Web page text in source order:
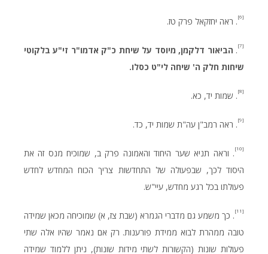
[6] . ראה יחזקאל פרק טז.
[7]
. הביאור דלקמן, מיוסד על שיחת כ"ק אדמו"ר זי"ע בלקוטי
שיחות חלק ה' שיחה לי"ט כסלו.
[8] . שמות יד, כא.
[9] . ראה רמב"ן עה"ת שמות יד, כד.
[10]
. וראה תניא שער היחוד והאמונה פרק ב, שמוכיח מנס זה את
היסוד לכך, שבפעולה של התחדשות צריך הכוח המחדש לחדש
פעולתו בכל רגע מחדש, עיי"ש.
[11]
. כך משמע גם מדברי הגמרא (שבת צז, א) שמוכיחה מכאן שמידה
טובה ממהרת לבוא ממידת פורענות. רק אם נאמר שהיו אלה שתי
פעולות שונות (הקשורות לשתי מידות שונות), ניתן ללמוד שמידה